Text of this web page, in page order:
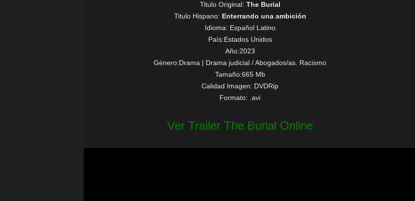
Titulo Original: The Burial
Titulo Hispano: Enterrando una ambición
Idioma: Español Latino
País:Estados Unidos
Año:2023
Género:Drama | Drama judicial / Abogados/as. Racismo
Tamaño:665 Mb
Calidad Imagen: DVDRip
Formato: .avi
Ver Trailer The Burial Online